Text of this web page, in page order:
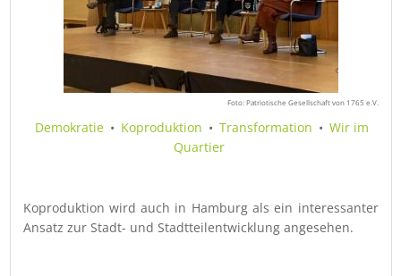
Foto: Patriotische Gesellschaft von 1765 e.V.
Demokratie • Koproduktion • Transformation • Wir im
Quartier
Koproduktion wird auch in Hamburg als ein interessanter
Ansatz zur Stadt- und Stadtteilentwicklung angesehen.